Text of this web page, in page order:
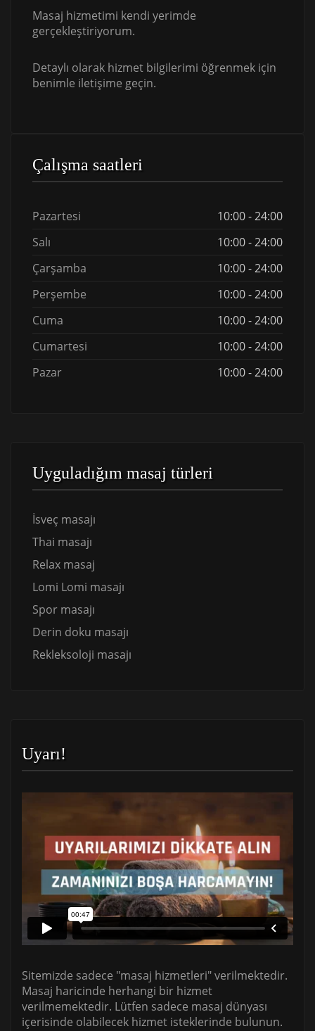
Masaj hizmetimi kendi yerimde
gerçekleştiriyorum.
Detaylı olarak hizmet bilgilerimi öğrenmek için
benimle iletişime geçin.
Çalışma saatleri
Pazartesi
10:00 - 24:00
Salı
10:00 - 24:00
Çarşamba
10:00 - 24:00
Perşembe
10:00 - 24:00
Cuma
10:00 - 24:00
Cumartesi
10:00 - 24:00
Pazar
10:00 - 24:00
Uyguladığım masaj türleri
İsveç masajı
Thai masajı
Relax masaj
Lomi Lomi masajı
Spor masajı
Derin doku masajı
Rekleksoloji masajı
Uyarı!
Sitemizde sadece "masaj hizmetleri" verilmektedir.
Masaj haricinde herhangi bir hizmet
verilmemektedir. Lütfen sadece masaj dünyası
içerisinde olabilecek hizmet isteklerinde bulunun.